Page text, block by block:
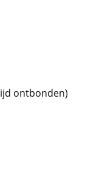
ontbonden)